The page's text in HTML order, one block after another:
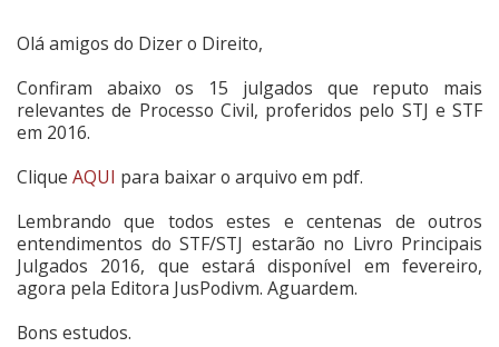
Olá amigos do Dizer o Direito,
Confiram abaixo os 15 julgados que reputo mais
relevantes de Processo Civil, proferidos pelo STJ e STF
em 2016.
Clique AQUI para baixar o arquivo em pdf.
Lembrando que todos estes e centenas de outros
entendimentos do STF/STJ estarão no Livro Principais
Julgados 2016, que estará disponível em fevereiro,
agora pela Editora JusPodivm. Aguardem.
Bons estudos.